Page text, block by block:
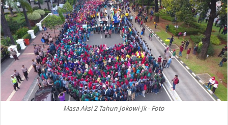
Masa Aksi 2 Tahun Jokowi-Jk - Foto